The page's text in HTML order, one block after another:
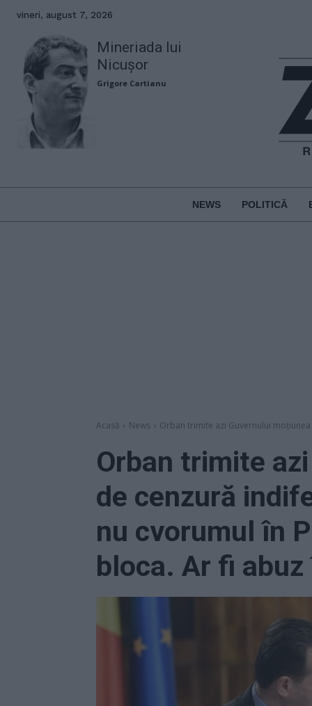
vineri, august 7, 2026
Mineriada lui
Nicușor
Grigore Cartianu
NEWS POLITICĂ
Acasă News Orban trimite azi Guvernului
Orban trimite
de cenzură
nu cvorumul în
bloca. Ar fi